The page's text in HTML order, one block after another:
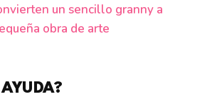
un sencillo granny a
obra de arte